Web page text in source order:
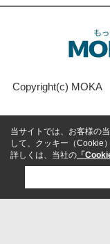
Copyright(c)
当サイトでは、お客様の
して、クッキー（Cookie
詳しくは、当社の 「